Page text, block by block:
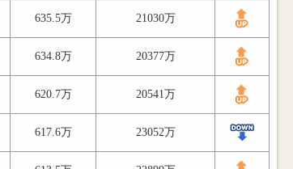
635.5万 21030万
634.8万 20377万
620.7万 20541万
617.6万 23052万